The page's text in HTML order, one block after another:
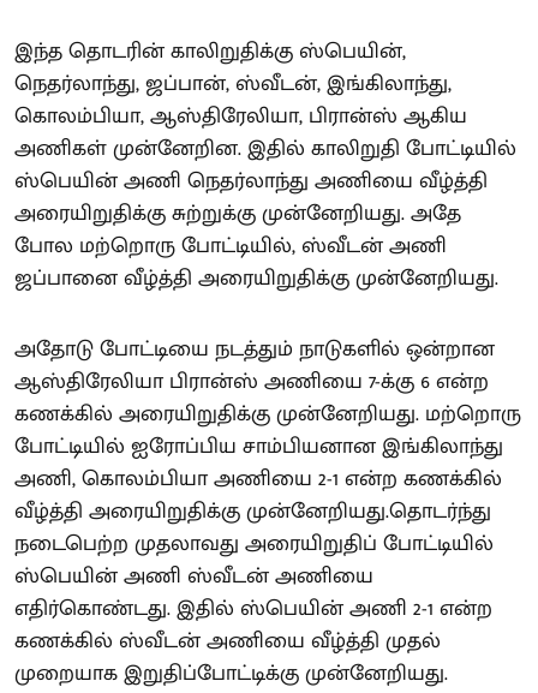
இந்த தொடரின் காலிறுதிக்கு ஸ்பெயின்,
நெதர்லாந்து, ஜப்பான், ஸ்வீடன், இங்கிலாந்து,
கொலம்பியா, ஆஸ்திரேலியா, பிரான்ஸ் ஆகிய
அணிகள் முன்னேறின. இதில் காலிறுதி போட்டியில்
ஸ்பெயின் அணி நெதர்லாந்து அணியை வீழ்த்தி
அரையிறுதிக்கு சுற்றுக்கு முன்னேறியது. அதே
போல மற்றொரு போட்டியில், ஸ்வீடன் அணி
ஜப்பானை வீழ்த்தி அரையிறுதிக்கு முன்னேறியது.
அதோடு போட்டியை நடத்தும் நாடுகளில் ஒன்றான
ஆஸ்திரேலியா பிரான்ஸ் அணியை 7-க்கு 6 என்ற
கணக்கில் அரையிறுதிக்கு முன்னேறியது. மற்றொரு
போட்டியில் ஐரோப்பிய சாம்பியனான இங்கிலாந்து
அணி, கொலம்பியா அணியை 2-1 என்ற கணக்கில்
வீழ்த்தி அரையிறுதிக்கு முன்னேறியது.தொடர்ந்து
நடைபெற்ற முதலாவது அரையிறுதிப் போட்டியில்
ஸ்பெயின் அணி ஸ்வீடன் அணியை
எதிர்கொண்டது. இதில் ஸ்பெயின் அணி 2-1 என்ற
கணக்கில் ஸ்வீடன் அணியை வீழ்த்தி முதல்
முறையாக இறுதிப்போட்டிக்கு முன்னேறியது.